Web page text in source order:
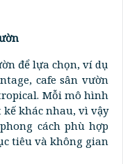
để lựa chọn, ví dụ
cafe sân vườn
Mỗi mô hình
khác nhau, vì vậy
cách phù hợp
tiêu và không gian